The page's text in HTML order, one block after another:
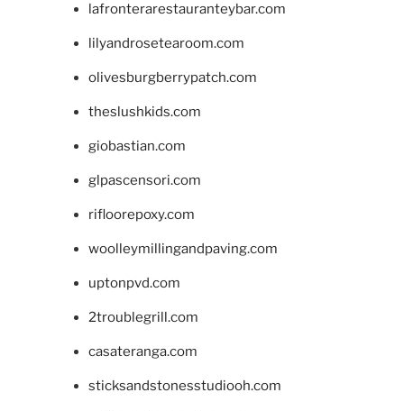
lafronterarestauranteybar.com
lilyandrosetearoom.com
olivesburgberrypatch.com
theslushkids.com
giobastian.com
glpascensori.com
rifloorepoxy.com
woolleymillingandpaving.com
uptonpvd.com
2troublegrill.com
casateranga.com
sticksandstonesstudiooh.com